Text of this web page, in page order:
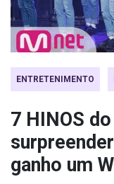
ENTRETENIMENTO
7 HINOS
ganho um